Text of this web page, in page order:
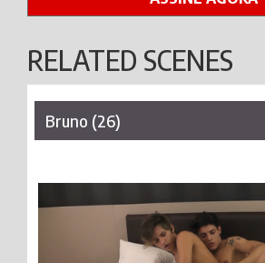
RELATED SCENES
Bruno (26)